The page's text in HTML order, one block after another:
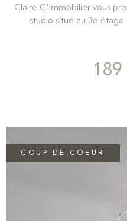
Claire C'Immobilier vous
studio situé au 3e étage
EST, se compose d’un
chambre, avec une cuisine
bien offre un cadre de vie
COUP DE COEUR